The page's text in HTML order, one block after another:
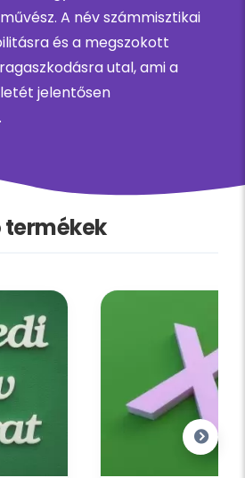
A név számmisztikai
és a megszokott
utal, ami a
jelentősen